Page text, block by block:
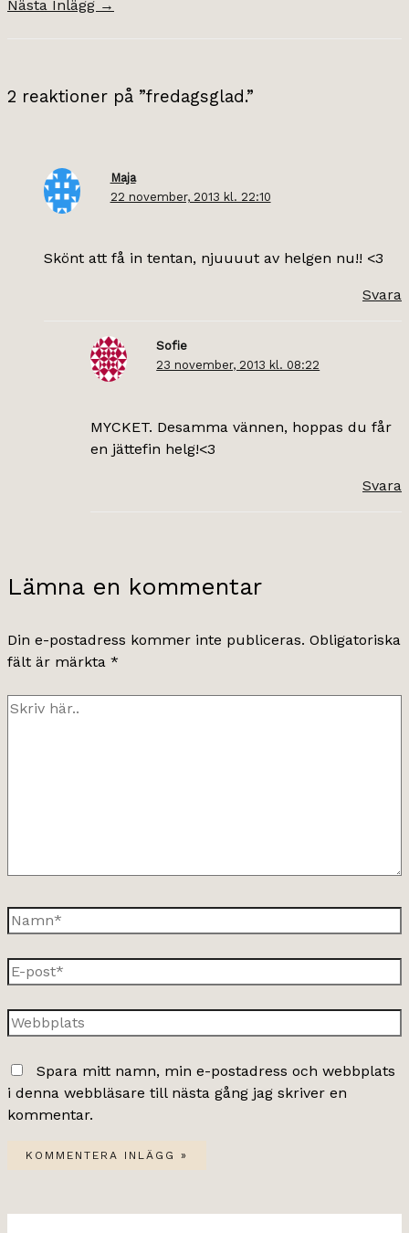
Nästa Inlägg →
2 reaktioner på ”fredagsglad.”
Maja
22 november, 2013 kl. 22:10
Skönt att få in tentan, njuuuut av helgen nu!! <3
Svara
Sofie
23 november, 2013 kl. 08:22
MYCKET. Desamma vännen, hoppas du får
en jättefin helg!<3
Svara
Lämna en kommentar
Din e-postadress kommer inte publiceras. Obligatoriska
fält är märkta *
Skriv
Namn*
E-
post*
Webbplats
Spara mitt namn, min e-postadress och webbplats
i denna webbläsare till nästa gång jag skriver en
kommentar.